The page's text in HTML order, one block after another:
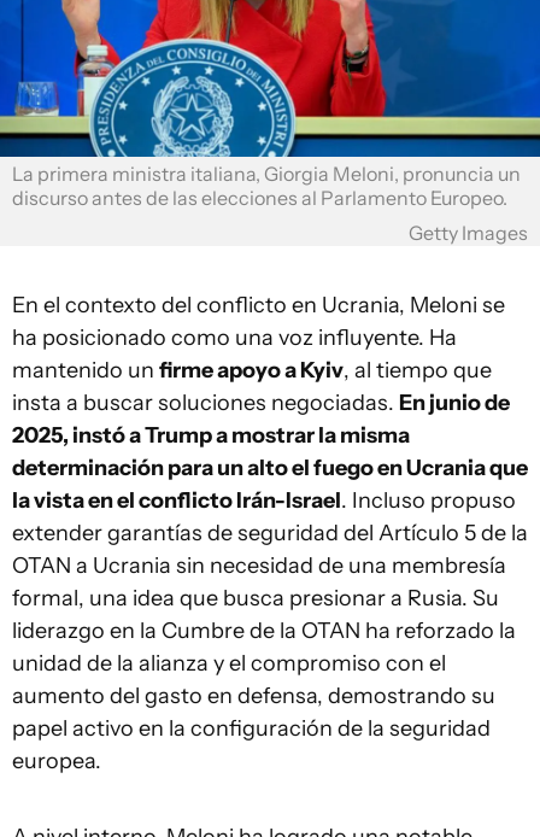
La primera ministra italiana, Giorgia Meloni, pronuncia un
discurso antes de las elecciones al Parlamento Europeo.
Getty Images
En el contexto del conflicto en Ucrania, Meloni se
ha posicionado como una voz influyente. Ha
mantenido un firme apoyo a Kyiv, al tiempo que
insta a buscar soluciones negociadas. En junio de
2025, instó a Trump a mostrar la misma
determinación para un alto el fuego en Ucrania que
la vista en el conflicto Irán-Israel. Incluso propuso
extender garantías de seguridad del Artículo 5 de la
OTAN a Ucrania sin necesidad de una membresía
formal, una idea que busca presionar a Rusia. Su
liderazgo en la Cumbre de la OTAN ha reforzado la
unidad de la alianza y el compromiso con el
aumento del gasto en defensa, demostrando su
papel activo en la configuración de la seguridad
europea.